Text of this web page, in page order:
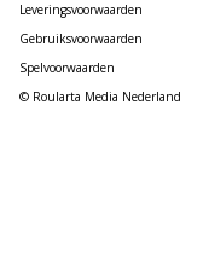
Leveringsvoorwaarden
Gebruiksvoorwaarden
Spelvoorwaarden
© Roularta Media Nederland